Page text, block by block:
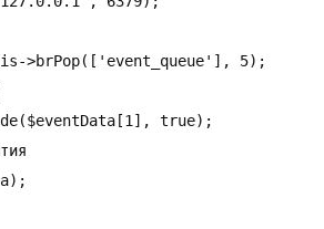
>brPop(['event_queue'], 5);
true);